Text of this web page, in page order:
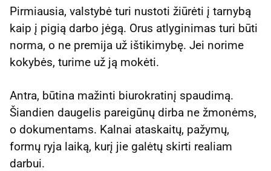
Pirmiausia, valstybė turi nustoti žiūrėti į tarnybą
kaip į pigią darbo jėgą. Orus atlyginimas turi būti
norma, o ne premija už ištikimybę. Jei norime
kokybės, turime už ją mokėti.
Antra, būtina mažinti biurokratinį spaudimą.
Šiandien daugelis pareigūnų dirba ne žmonėms,
o dokumentams. Kalnai ataskaitų, pažymų,
formų ryja laiką, kurį jie galėtų skirti realiam
darbui.